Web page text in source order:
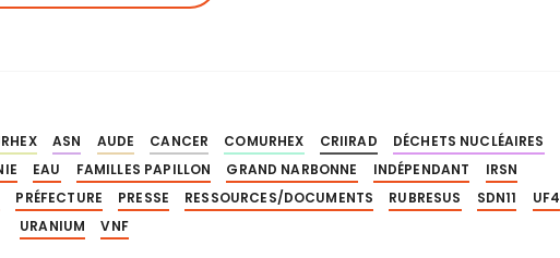
ASN AUDE CANCER COMURHEX CRIIRAD
DÉCHETS NUCLÉAIRES
EAU FAMILLES PAPILLON GRAND NARBONNE INDÉPENDANT
IRSN
PRÉFECTURE PRESSE RESSOURCES/DOCUMENTS RUBRESUS SDN11
UF4
URANIUM
VNF